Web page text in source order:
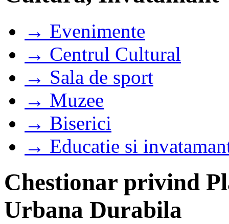
→ Evenimente
→ Centrul Cultural
→ Sala de sport
→ Muzee
→ Biserici
→ Educatie si
Chestionar privind
Urbana Durabila